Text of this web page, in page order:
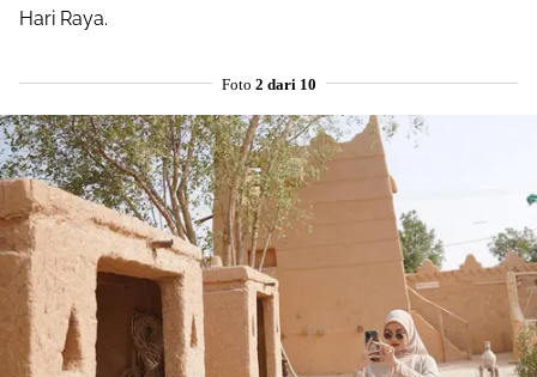
Hari Raya.
Foto 2 dari 10